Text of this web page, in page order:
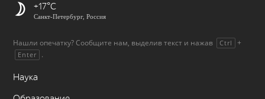
+17
Санкт-Петербург, Россия
Нашли опечатку? Сообщите нам, выделив текст и нажав Ctrl +
Enter .
Наука